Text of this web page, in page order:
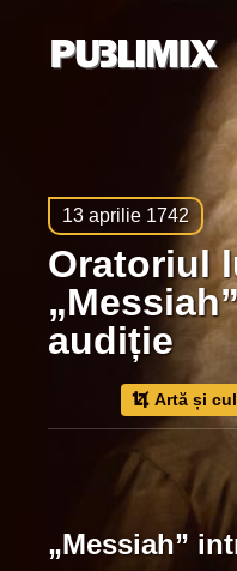
13 aprilie 1742
Oratoriul lui Händel,
audiție
Artă și
„Messiah”